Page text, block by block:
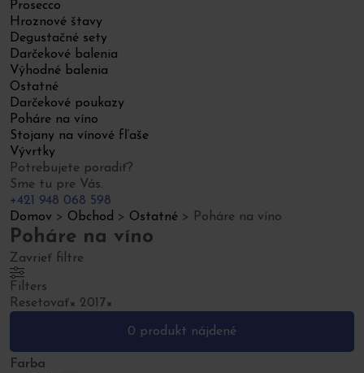
Prosecco
Hroznové štavy
Degustačné sety
Darčekové balenia
Výhodné balenia
Ostatné
Darčekové poukazy
Poháre na víno
Stojany na vínové fľaše
Vývrtky
Potrebujete poradiť?
Sme tu pre Vás.
+421 948 068 598
Domov > Obchod > Ostatné > Poháre na víno
Poháre na víno
Zavrieť filtre
Filters
Resetovať× 2017×
0 produkt nájdené
Farba